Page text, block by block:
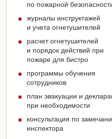
по пожарной
журналы инструктажей
и учета огнетушителей
расчет огнетушителей
и порядок действий при
пожаре для бистро
программы обучения
сотрудников
план эвакуации и
при необходимости
консультация по
инспектора